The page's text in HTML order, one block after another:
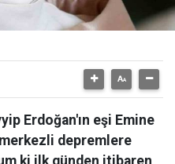
Erdoğan'ın eşi Emine
depremlere
ki ilk günden itibaren